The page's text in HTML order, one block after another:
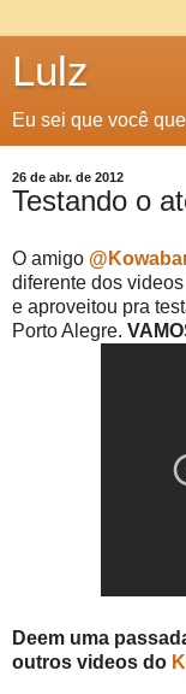
Lulz
Eu sei que você
26 de abr. de 2012
Testando o
O amigo
diferente dos
e aproveitou pra
Porto Alegre.
Deem uma
outros videos do